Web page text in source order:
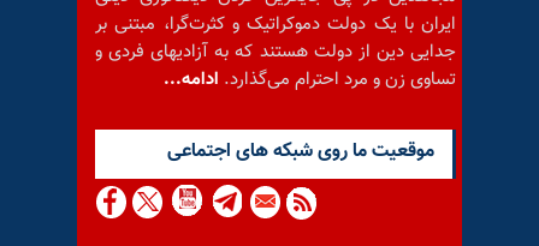
ایران با یک دولت دموکراتیک و کثرت‌گرا، مبتنی بر
جدایی دین از دولت هستند که به آزادیهای فردی و
تساوی زن و مرد احترام می‌گذارد. ادامه...
موقعيت ما روى شبكه هاى اجتماعى